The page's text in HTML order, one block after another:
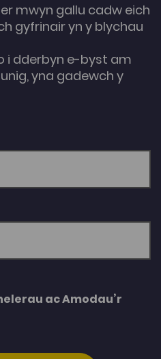
mwyn gallu cadw eich
gyfrinair yn y blychau
i dderbyn e-byst am
yna gadewch y
ac Amodau’r